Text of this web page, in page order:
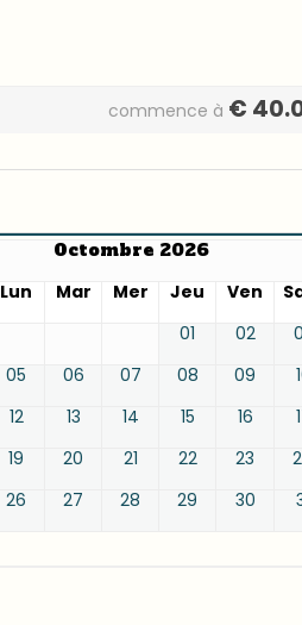
commence à €
Octombre 2026
Lun Mar Mer Jeu Ven
01
02
05 06 07 08 09
12 13 14 15 16
19 20 21 22 23
26 27 28 29 30